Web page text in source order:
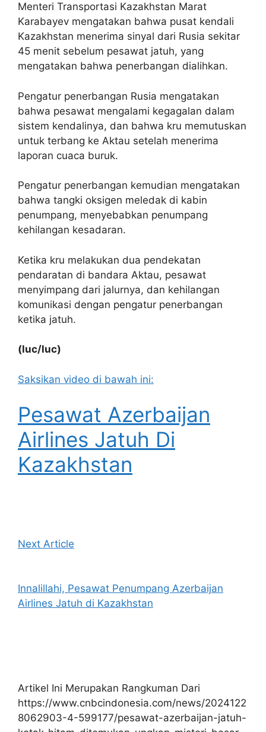
Menteri Transportasi Kazakhstan Marat
Karabayev mengatakan bahwa pusat kendali
Kazakhstan menerima sinyal dari Rusia sekitar
45 menit sebelum pesawat jatuh, yang
mengatakan bahwa penerbangan dialihkan.
Pengatur penerbangan Rusia mengatakan
bahwa pesawat mengalami kegagalan dalam
sistem kendalinya, dan bahwa kru memutuskan
untuk terbang ke Aktau setelah menerima
laporan cuaca buruk.
Pengatur penerbangan kemudian mengatakan
bahwa tangki oksigen meledak di kabin
penumpang, menyebabkan penumpang
kehilangan kesadaran.
Ketika kru melakukan dua pendekatan
pendaratan di bandara Aktau, pesawat
menyimpang dari jalurnya, dan kehilangan
komunikasi dengan pengatur penerbangan
ketika jatuh.
(luc/luc)
Saksikan video di bawah ini:
Pesawat Azerbaijan
Airlines Jatuh Di
Kazakhstan
Next Article
Innalillahi, Pesawat Penumpang Azerbaijan
Airlines Jatuh di Kazakhstan
Artikel Ini Merupakan Rangkuman Dari
https://www.cnbcindonesia.com/news/2024122
8062903-4-599177/pesawat-azerbaijan-jatuh-